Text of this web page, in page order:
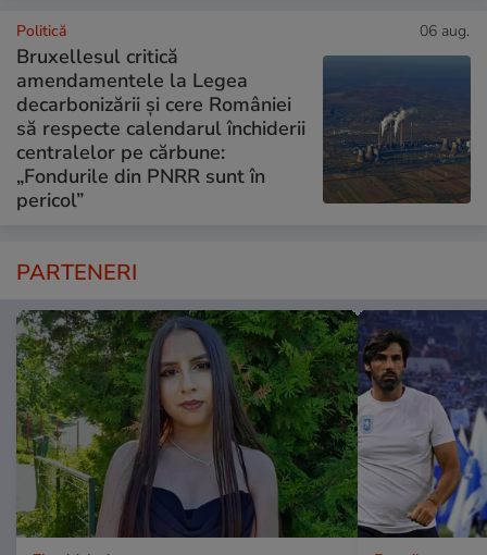
Politică 06 aug.
Bruxellesul critică
amendamentele la Legea
decarbonizării și cere României
să respecte calendarul închiderii
centralelor pe cărbune:
„Fondurile din PNRR sunt în
pericol”
PARTENERI